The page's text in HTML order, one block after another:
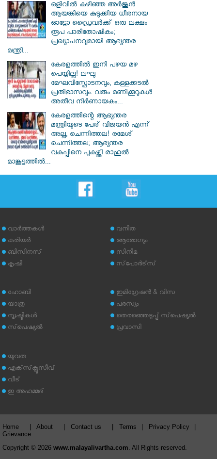
ഒളിവിൽ കഴിഞ്ഞ അർജുൻ
ആയങ്കിയെ കുടുക്കിയ ധീരനായ
ഓട്ടോ ഡ്രൈവർക്ക് ഒരു ലക്ഷം
രൂപ പാരിതോഷികം;
പ്രഖ്യാപനവുമായി ആഭ്യന്തര
മന്ത്രി...
കേരളത്തിൽ ഇനി പഴയ മഴ
പെയ്യില്ല! ലഘു
മേഘവിസ്ഫോടനവും, കള്ളക്കടൽ
പ്രതിഭാസവും: വരും മണിക്കൂറുകൾ
അതീവ നിർണായകം...
കേരളത്തിന്റെ ആഭ്യന്തര
മന്ത്രിയുടെ പേര് വിജയൻ എന്ന്
അല്ല, ചെന്നിത്തല! രമേശ്
ചെന്നിത്തല; ആഭ്യന്തര
വകുപ്പിനെ പുകഴ്ത്തി രാഹുൽ
മാങ്കൂട്ടത്തിൽ...
വാര്‍ത്തകള്‍
കരിയര്‍
ബിസിനസ്
കൃഷി
വനിത
ആരോഗ്യം
സിനിമ
സ്‌പോര്‍ട്‌സ്
ഹോബി
യാത്ര
സൃഷ്ടികള്‍
സ്‌പെഷ്യല്‍
ഇമിഗ്രേഷന്‍ & വിസ
പരസ്യം
തെരഞ്ഞെടുപ്പ് സ്‌പെഷ്യല്‍
പ്രവാസി
യുവത
എക്‌സ്‌ക്ലൂസീവ്
വീട്
ഇ അഹമ്മദ്‌
Home About Contact us Terms Privacy Policy
Grievance
Copyright © 2026 www.malayalivartha.com . All Rights reserved.